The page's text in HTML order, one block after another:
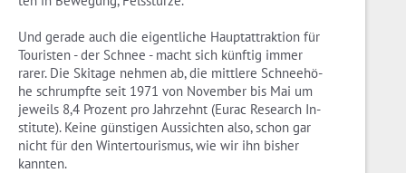
Und ge­ra­de auch die ei­gent­li­che Haupt­at­trak­ti­on für
Tou­ris­ten - der Schnee - macht sich künf­tig immer
rarer. Die Ski­ta­ge neh­men ab, die mitt­le­re Schnee­hö­
he schrumpf­te seit 1971 von No­vem­ber bis Mai um
je­weils 8,4 Pro­zent pro Jahr­zehnt (Eurac Re­se­arch In­
sti­tu­te). Keine güns­ti­gen Aus­sich­ten also, schon gar
nicht für den Win­ter­tou­ris­mus, wie wir ihn bis­her
kann­ten.